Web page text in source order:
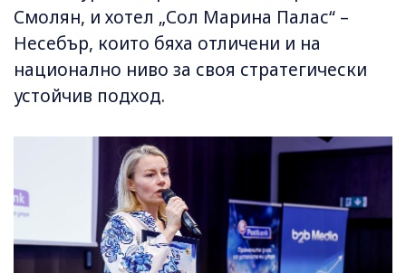
Смолян, и хотел „Сол Марина Палас“ –
Несебър, които бяха отличени и на
национално ниво за своя стратегически
устойчив подход.